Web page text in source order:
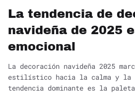
La tendencia de
navideña de 2025
emocional
La decoración navideña 2025
estilístico hacia la calma y la
tendencia dominante es la